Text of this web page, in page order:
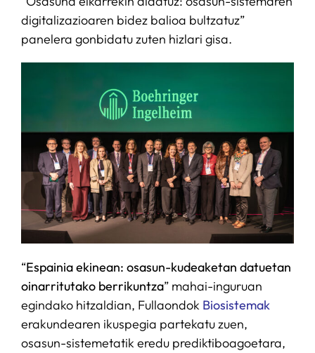
digitalizazioaren bidez balioa bultzatuz”
panelera gonbidatu zuten hizlari gisa.
“Espainia ekinean: osasun-kudeaketan datuetan
oinarritutako berrikuntza” mahai-inguruan
egindako hitzaldian, Fullaondok Biosistemak
erakundearen ikuspegia partekatu zuen,
osasun-sistemetatik eredu prediktiboagoetara,